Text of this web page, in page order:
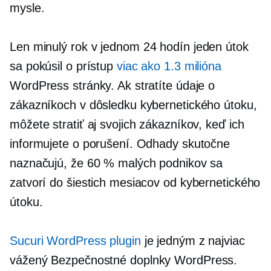
mysle.
Len minulý rok v jednom 24 hodín jeden útok
sa pokúsil o prístup viac ako 1.3 milióna
WordPress stránky. Ak stratíte údaje o
zákazníkoch v dôsledku kybernetického útoku,
môžete stratiť aj svojich zákazníkov, keď ich
informujete o porušení. Odhady skutočne
naznačujú, že 60 % malých podnikov sa
zatvorí do šiestich mesiacov od kybernetického
útoku.
Sucuri WordPress plugin je jedným z najviac
váženýBezpečnostné doplnky WordPress.